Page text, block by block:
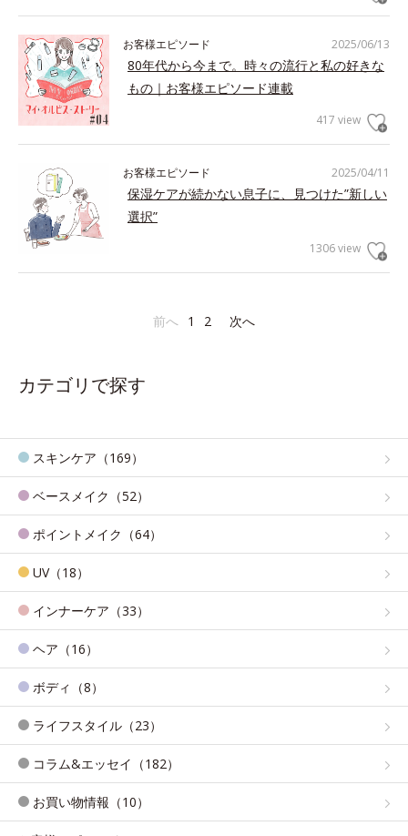
2025/06/13
お客様エピソード
80年代から今まで。時々の流行と私の好きな
もの｜お客様エピソード連載
417 view
2025/04/11
お客様エピソード
保湿ケアが続かない息子に、見つけた”新しい
選択”
1306 view
前へ 1 2 次へ
カテゴリで探す
スキンケア（169）
ベースメイク（52）
ポイントメイク（64）
UV（18）
インナーケア（33）
ヘア（16）
ボディ（8）
ライフスタイル（23）
コラム&エッセイ（182）
お買い物情報（10）